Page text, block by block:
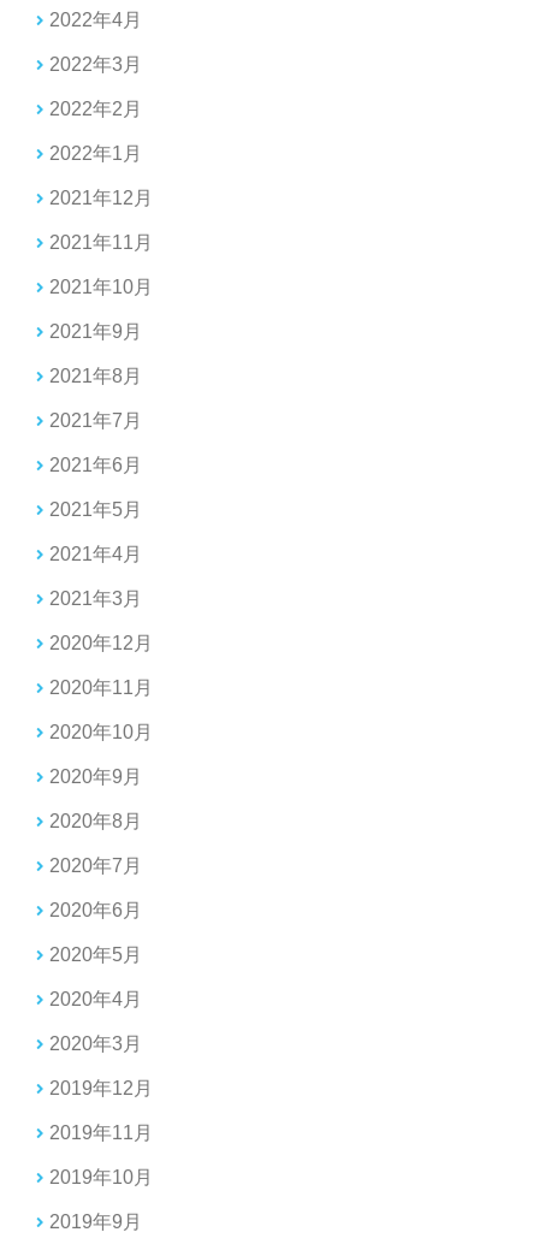
2022年4月
2022年3月
2022年2月
2022年1月
2021年12月
2021年11月
2021年10月
2021年9月
2021年8月
2021年7月
2021年6月
2021年5月
2021年4月
2021年3月
2020年12月
2020年11月
2020年10月
2020年9月
2020年8月
2020年7月
2020年6月
2020年5月
2020年4月
2020年3月
2019年12月
2019年11月
2019年10月
2019年9月